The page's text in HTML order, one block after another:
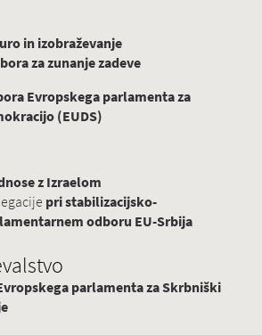
in izobraževanje
za zunanje zadeve
Evropskega parlamenta za
(EUDS)
z Izraelom
pri stabilizacijsko-
odboru EU-Srbija
parlamenta za Skrbniški